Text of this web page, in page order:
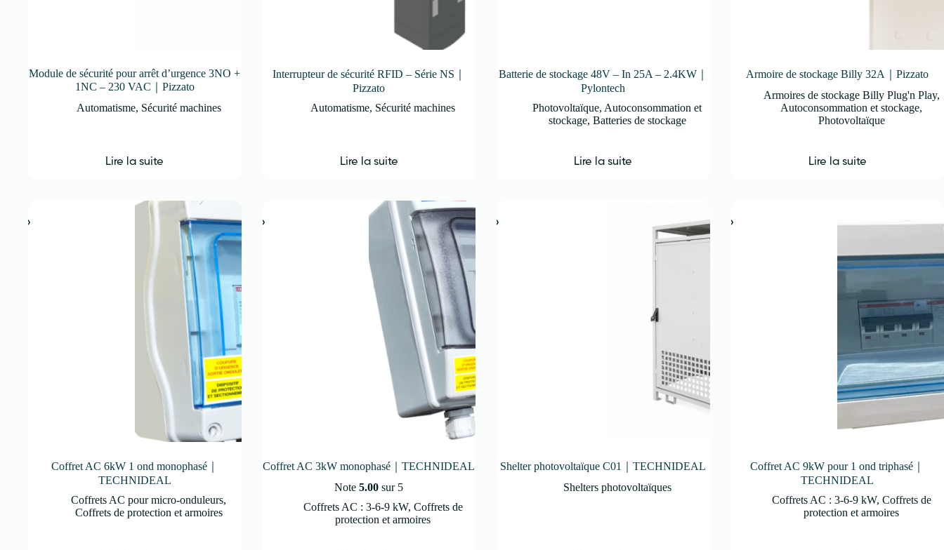
Module de sécurité pour arrêt d’urgence 3NO +
1NC – 230 VAC｜Pizzato
Automatisme, Sécurité machines
Lire la suite
Interrupteur de sécurité RFID – Série NS｜
Pizzato
Automatisme, Sécurité machines
Lire la suite
Batterie de stockage 48V – In 25A – 2.4KW｜
Pylontech
Photovoltaïque, Autoconsommation et
stockage, Batteries de stockage
Lire la suite
Armoire de stockage Billy 32A｜Pizzato
Armoires de stockage Billy Plug'n Play,
Autoconsommation et stockage,
Photovoltaïque
Lire la suite
Coffret AC 6kW 1 ond monophasé｜
TECHNIDEAL
Coffrets AC pour micro-onduleurs,
Coffrets de protection et armoires
Coffret AC 3kW monophasé｜TECHNIDEAL
Note5.00 sur 5
Coffrets AC : 3-6-9 kW, Coffrets de
protection et armoires
Shelter photovoltaïque C01｜TECHNIDEAL
Shelters photovoltaïques
Coffret AC 9kW pour 1 ond triphasé｜
TECHNIDEAL
Coffrets AC : 3-6-9 kW, Coffrets de
protection et armoires